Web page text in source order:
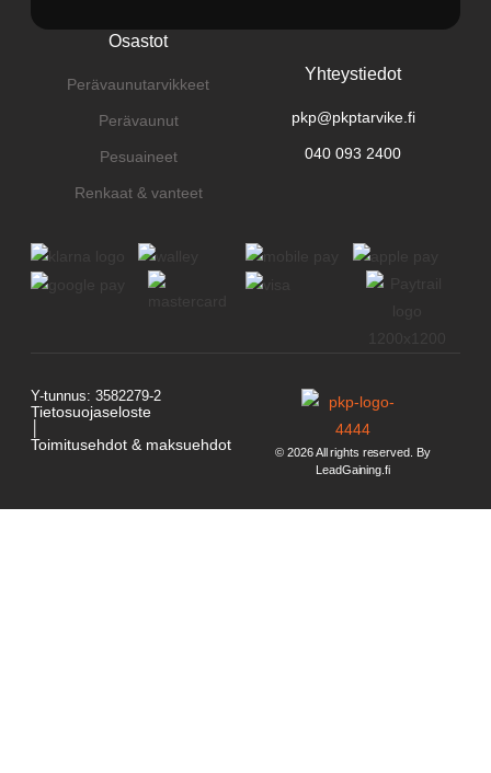
Osastot
Perävaunutarvikkeet
Perävaunut
Pesuaineet
Renkaat & vanteet
Yhteystiedot
pkp@pkptarvike.fi
040 093 2400
© 2026 All rights reserved. By
LeadGaining.fi
Y-tunnus: 3582279-2
Tietosuojaseloste
Toimitusehdot & maksuehdot